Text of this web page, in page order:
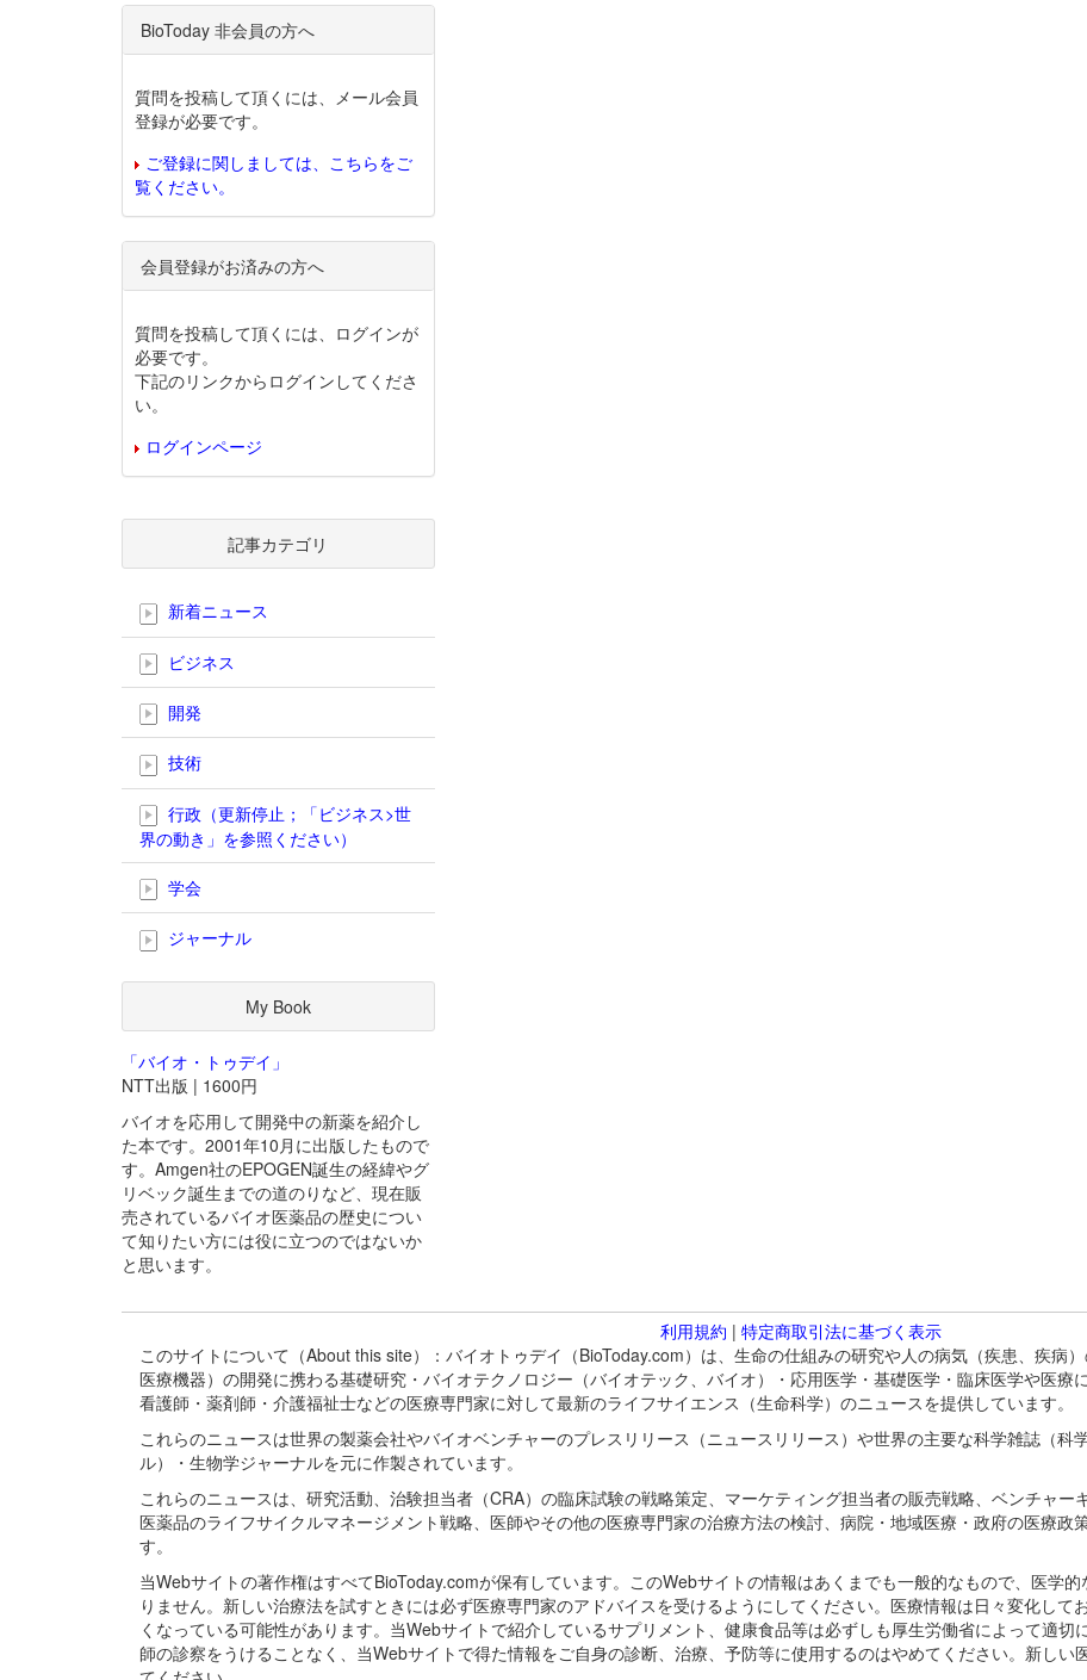
BioToday 非会員の方へ
質問を投稿して頂くには、メール会員
登録が必要です。
ご登録に関しましては、こちらをご
覧ください。
会員登録がお済みの方へ
質問を投稿して頂くには、ログインが
必要です。
下記のリンクからログインしてくださ
い。
ログインページ
記事カテゴリ
新着ニュース
ビジネス
開発
技術
行政（更新停止；「ビジネス>世
界の動き」を参照ください）
学会
ジャーナル
My Book
「バイオ・トゥデイ」
NTT出版 | 1600円
バイオを応用して開発中の新薬を紹介し
た本です。2001年10月に出版したもので
す。Amgen社のEPOGEN誕生の経緯やグ
リベック誕生までの道のりなど、現在販
売されているバイオ医薬品の歴史につい
て知りたい方には役に立つのではないか
と思います。
利用規約 | 特定商取引法に基づく表示
このサイトについて（About this site）：バイオトゥデイ（BioToday.com）は、生命の仕組みの研究や人の病気（疾患、疾病
医療機器）の開発に携わる基礎研究・バイオテクノロジー（バイオテック、バイオ）・応用医学・基礎医学・臨床医学や医療
看護師・薬剤師・介護福祉士などの医療専門家に対して最新のライフサイエンス（生命科学）のニュースを提供しています。
これらのニュースは世界の製薬会社やバイオベンチャーのプレスリリース（ニュースリリース）や世界の主要な科学雑誌（科
ル）・生物学ジャーナルを元に作製されています。
これらのニュースは、研究活動、治験担当者（CRA）の臨床試験の戦略策定、マーケティング担当者の販売戦略、ベンチャー
医薬品のライフサイクルマネージメント戦略、医師やその他の医療専門家の治療方法の検討、病院・地域医療・政府の医療政
す。
当Webサイトの著作権はすべてBioToday.comが保有しています。このWebサイトの情報はあくまでも一般的なもので、医学
りません。新しい治療法を試すときには必ず医療専門家のアドバイスを受けるようにしてください。医療情報は日々変化し
くなっている可能性があります。当Webサイトで紹介しているサプリメント、健康食品等は必ずしも厚生労働省によって適
師の診察をうけることなく、当Webサイトで得た情報をご自身の診断、治療、予防等に使用するのはやめてください。新し